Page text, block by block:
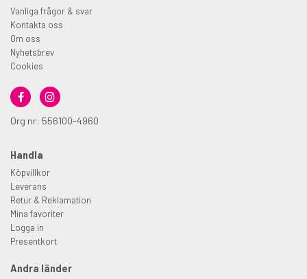
Vanliga frågor & svar
Kontakta oss
Om oss
Nyhetsbrev
Cookies
Org nr: 556100-4960
Handla
Köpvillkor
Leverans
Retur & Reklamation
Mina favoriter
Logga in
Presentkort
Andra länder